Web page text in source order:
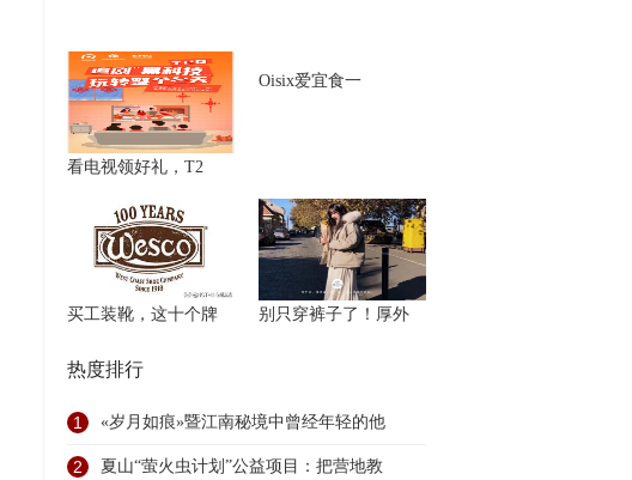
看电视领好礼，T2
Oisix爱宜食一
买工装靴，这十个牌 别只穿裤子了！厚外
热度排行
1 «岁月如痕»暨江南秘境中曾经年轻的他
2 夏山“萤火虫计划”公益项目：把营地教